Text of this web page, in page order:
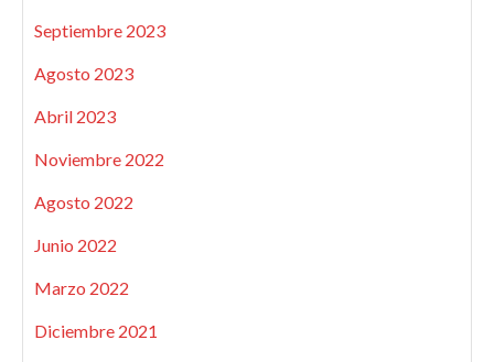
Septiembre 2023
Agosto 2023
Abril 2023
Noviembre 2022
Agosto 2022
Junio 2022
Marzo 2022
Diciembre 2021